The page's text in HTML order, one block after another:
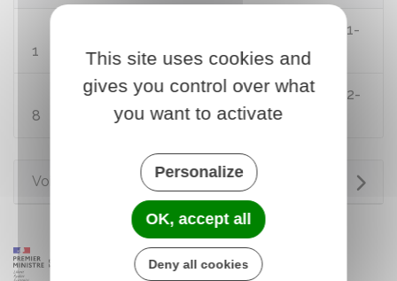
Code de l'organisation judiciaire : article L211-
1
Code de l'organisation judiciaire : article L212-
8
Voir aussi
This site uses cookies and
gives you control over what
you want to activate
Personalize
OK, accept all
Deny all cookies